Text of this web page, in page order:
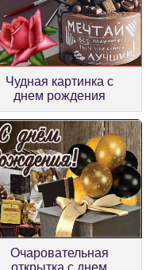
Чудная картинка с
днем рождения
Очаровательная
открытка с днем